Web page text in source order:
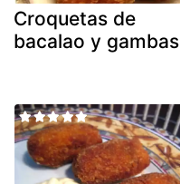
Croquetas de
bacalao y gambas